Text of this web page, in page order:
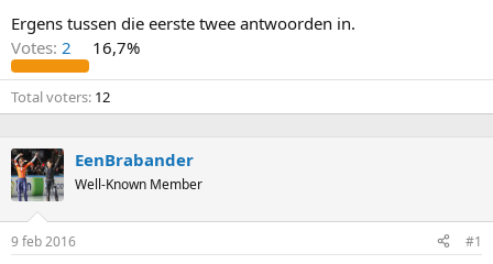
Ergens tussen die eerste twee antwoorden in.
Votes: 2 16,7%
Total voters 12
EenBrabander
Well-Known Member
9 feb 2016 #1